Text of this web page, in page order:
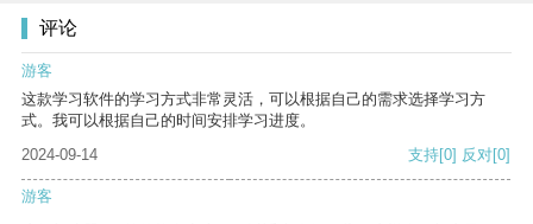
评论
游客
这款学习软件的学习方式非常灵活，可以根据自己的需求选择学习方
式。我可以根据自己的时间安排学习进度。
2024-09-14
支持[0] 反对[0]
游客